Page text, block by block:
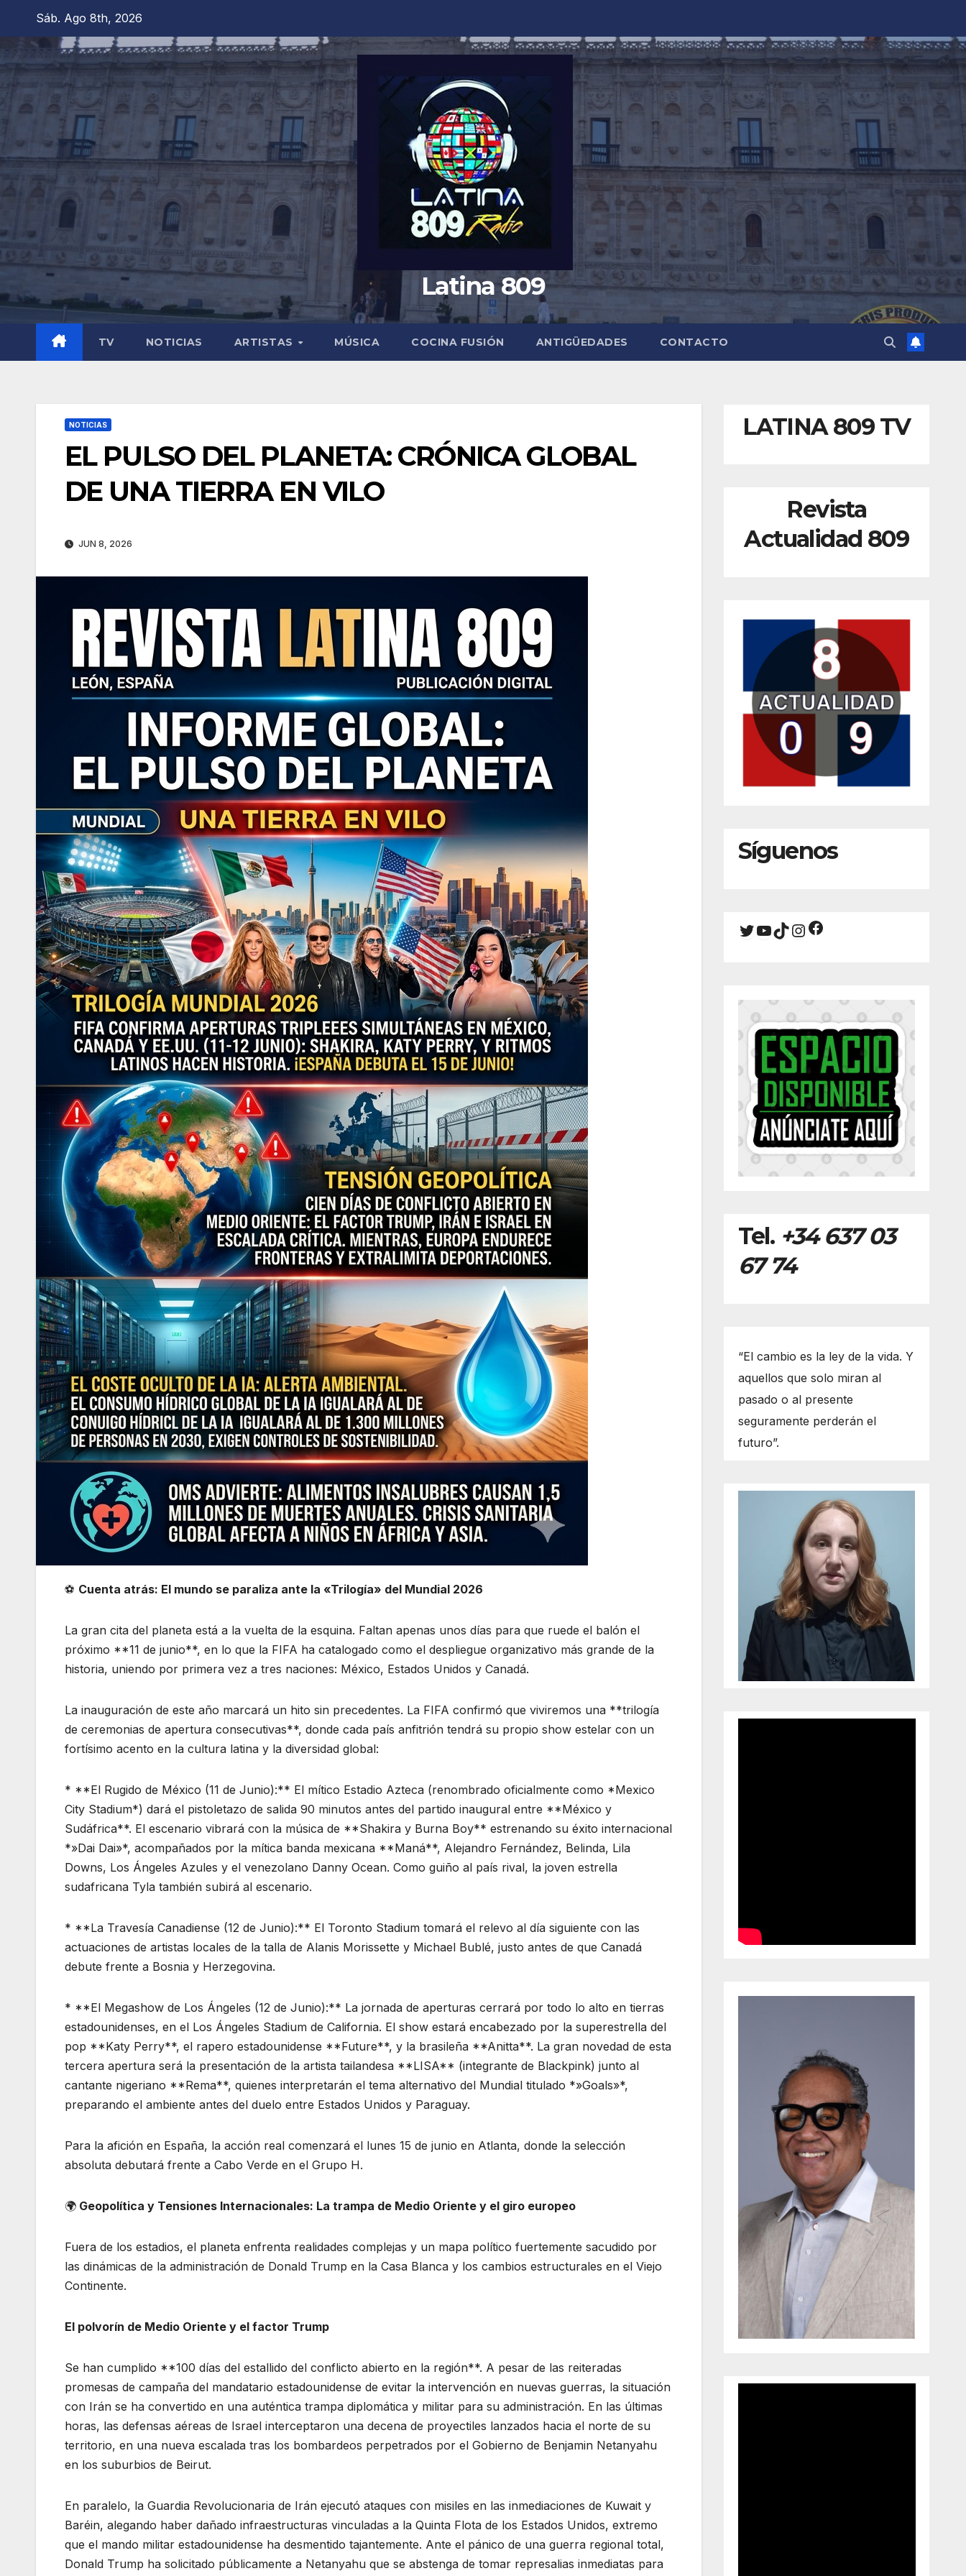
contenido
Sáb. Ago 8th, 2026
Latina 809
TV NOTICIAS ARTISTAS MÚSICA COCINA FUSIÓN ANTIGÜEDADES CONTACTO
NOTICIAS
EL PULSO DEL PLANETA: CRÓNICA GLOBAL
DE UNA TIERRA EN VILO
JUN 8, 2026
⚽ Cuenta atrás: El mundo se paraliza ante la «Trilogía» del Mundial 2026
La gran cita del planeta está a la vuelta de la esquina. Faltan apenas unos días para que ruede el balón el
próximo **11 de junio**, en lo que la FIFA ha catalogado como el despliegue organizativo más grande de la
historia, uniendo por primera vez a tres naciones: México, Estados Unidos y Canadá.
La inauguración de este año marcará un hito sin precedentes. La FIFA confirmó que viviremos una **trilogía
de ceremonias de apertura consecutivas**, donde cada país anfitrión tendrá su propio show estelar con un
fortísimo acento en la cultura latina y la diversidad global:
* **El Rugido de México (11 de Junio):** El mítico Estadio Azteca (renombrado oficialmente como *Mexico
City Stadium*) dará el pistoletazo de salida 90 minutos antes del partido inaugural entre **México y
Sudáfrica**. El escenario vibrará con la música de **Shakira y Burna Boy** estrenando su éxito internacional
*»Dai Dai»*, acompañados por la mítica banda mexicana **Maná**, Alejandro Fernández, Belinda, Lila
Downs, Los Ángeles Azules y el venezolano Danny Ocean. Como guiño al país rival, la joven estrella
sudafricana Tyla también subirá al escenario.
* **La Travesía Canadiense (12 de Junio):** El Toronto Stadium tomará el relevo al día siguiente con las
actuaciones de artistas locales de la talla de Alanis Morissette y Michael Bublé, justo antes de que Canadá
debute frente a Bosnia y Herzegovina.
* **El Megashow de Los Ángeles (12 de Junio):** La jornada de aperturas cerrará por todo lo alto en tierras
estadounidenses, en el Los Ángeles Stadium de California. El show estará encabezado por la superestrella del
pop **Katy Perry**, el rapero estadounidense **Future**, y la brasileña **Anitta**. La gran novedad de esta
tercera apertura será la presentación de la artista tailandesa **LISA** (integrante de Blackpink) junto al
cantante nigeriano **Rema**, quienes interpretarán el tema alternativo del Mundial titulado *»Goals»*,
preparando el ambiente antes del duelo entre Estados Unidos y Paraguay.
Para la afición en España, la acción real comenzará el lunes 15 de junio en Atlanta, donde la selección
absoluta debutará frente a Cabo Verde en el Grupo H.
🌍 Geopolítica y Tensiones Internacionales: La trampa de Medio Oriente y el giro europeo
Fuera de los estadios, el planeta enfrenta realidades complejas y un mapa político fuertemente sacudido por
las dinámicas de la administración de Donald Trump en la Casa Blanca y los cambios estructurales en el Viejo
Continente.
El polvorín de Medio Oriente y el factor Trump
Se han cumplido **100 días del estallido del conflicto abierto en la región**. A pesar de las reiteradas
promesas de campaña del mandatario estadounidense de evitar la intervención en nuevas guerras, la situación
con Irán se ha convertido en una auténtica trampa diplomática y militar para su administración. En las últimas
horas, las defensas aéreas de Israel interceptaron una decena de proyectiles lanzados hacia el norte de su
territorio, en una nueva escalada tras los bombardeos perpetrados por el Gobierno de Benjamin Netanyahu
en los suburbios de Beirut.
En paralelo, la Guardia Revolucionaria de Irán ejecutó ataques con misiles en las inmediaciones de Kuwait y
Baréin, alegando haber dañado infraestructuras vinculadas a la Quinta Flota de los Estados Unidos, extremo
que el mando militar estadounidense ha desmentido tajantemente. Ante el pánico de una guerra regional total,
Donald Trump ha solicitado públicamente a Netanyahu que se abstenga de tomar represalias inmediatas para
LATINA 809 TV
Revista
Actualidad 809
Síguenos
Twitter
YouTube
TikTok
Instagram
Facebook
Tel. +34 637 03
67 74
“El cambio es la ley de la vida. Y
aquellos que solo miran al
pasado o al presente
seguramente perderán el
futuro”.